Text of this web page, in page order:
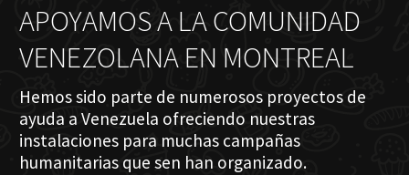
APOYAMOS A LA COMUNIDAD
VENEZOLANA EN MONTREAL
Hemos sido parte de numerosos proyectos de
ayuda a Venezuela ofreciendo nuestras
instalaciones para muchas campañas
humanitarias que sen han organizado.